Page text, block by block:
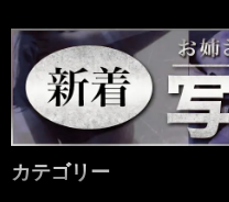
カテゴリー